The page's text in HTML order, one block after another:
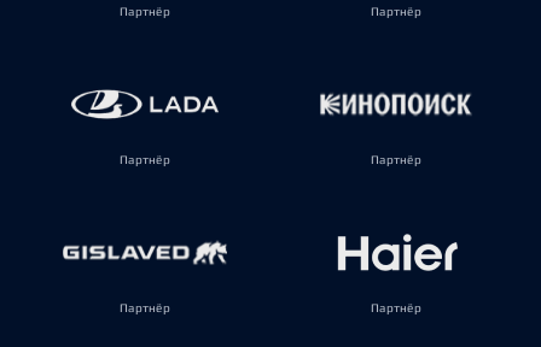
Партнёр Партнёр
Партнёр Партнёр
Партнёр Партнёр